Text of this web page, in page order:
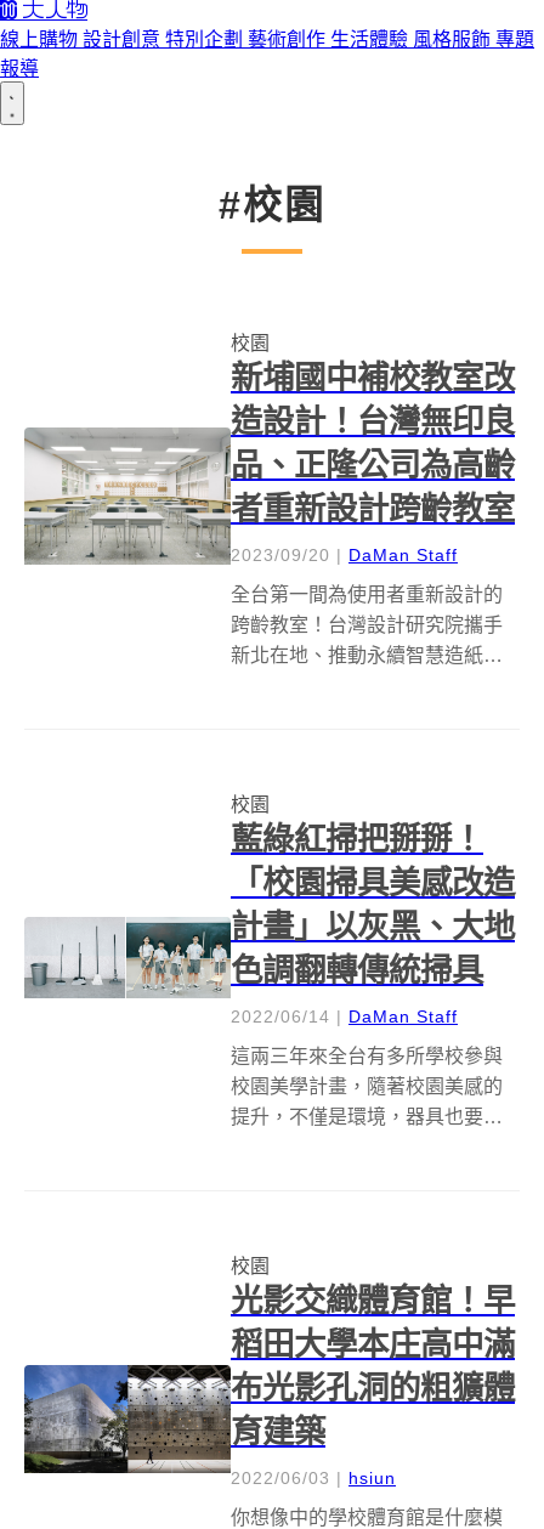
線上購物 設計創意 特別企劃 藝術創作 生活體驗 風格服飾 專題
報導
#校園
校園
新埔國中補校教室改
造設計！台灣無印良
品、正隆公司為高齡
者重新設計跨齡教室
2023/09/20 | DaMan Staff
全台第一間為使用者重新設計的
跨齡教室！台灣設計研究院攜手
新北在地、推動永續智慧造紙的
隊」和台灣設計品牌「KIMU柒
木」跨產業設...
校園
藍綠紅掃把掰掰！
「校園掃具美感改造
計畫」以灰黑、大地
色調翻轉傳統掃具
2022/06/14 | DaMan Staff
這兩三年來全台有多所學校參與
校園美學計畫，隨著校園美感的
提升，不僅是環境，器具也要跟
的清潔用具為主角，推動「校園
掃具...
校園
光影交織體育館！早
稻田大學本庄高中滿
布光影孔洞的粗獷體
育建築
2022/06/03 | hsiun
你想像中的學校體育館是什麼模